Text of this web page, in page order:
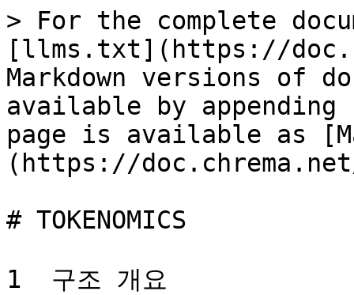
> For the complete
[llms.txt](https://
Markdown versions of
available by
page is available as
(https://
# TOKENOMICS
1  구조 개요